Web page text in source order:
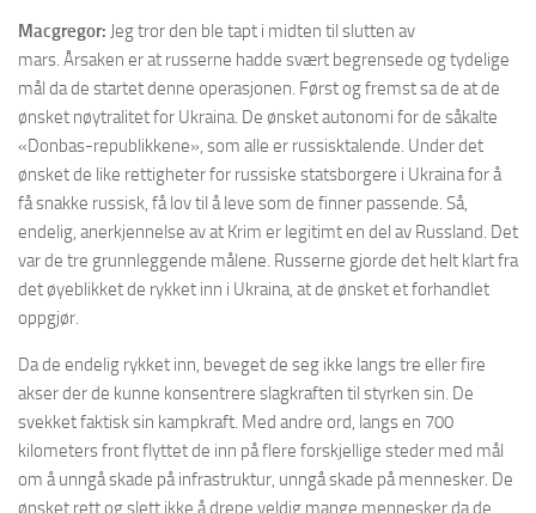
Macgregor: Jeg tror den ble tapt i midten til slutten av
mars. Årsaken er at russerne hadde svært begrensede og tydelige
mål da de startet denne operasjonen. Først og fremst sa de at de
ønsket nøytralitet for Ukraina. De ønsket autonomi for de såkalte
«Donbas-republikkene», som alle er russisktalende. Under det
ønsket de like rettigheter for russiske statsborgere i Ukraina for å
få snakke russisk, få lov til å leve som de finner passende. Så,
endelig, anerkjennelse av at Krim er legitimt en del av Russland. Det
var de tre grunnleggende målene. Russerne gjorde det helt klart fra
det øyeblikket de rykket inn i Ukraina, at de ønsket et forhandlet
oppgjør.
Da de endelig rykket inn, beveget de seg ikke langs tre eller fire
akser der de kunne konsentrere slagkraften til styrken sin. De
svekket faktisk sin kampkraft. Med andre ord, langs en 700
kilometers front flyttet de inn på flere forskjellige steder med mål
om å unngå skade på infrastruktur, unngå skade på mennesker. De
ønsket rett og slett ikke å drepe veldig mange mennesker da de